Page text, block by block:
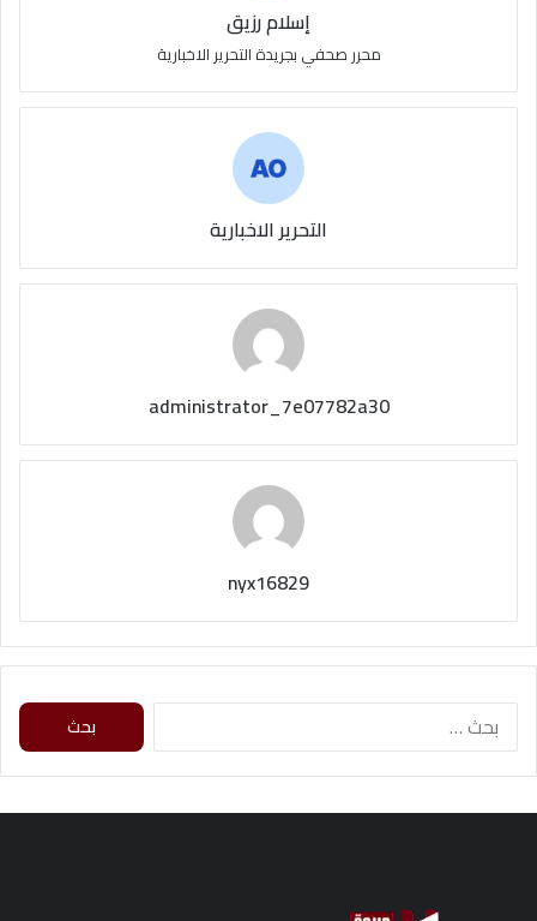
إسلام رزيق
محرر صحفي بجريدة التحرير الاخبارية
التحرير الاخبارية
administrator_7e07782a30
nyx16829
ث